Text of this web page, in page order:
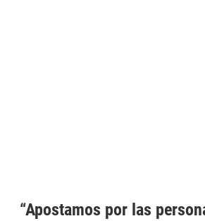
“Apostamos por las